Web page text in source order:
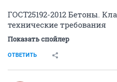
ГОСТ25192-2012 Бетоны.
технические требования
Показать спойлер
ОТВЕТИТЬ